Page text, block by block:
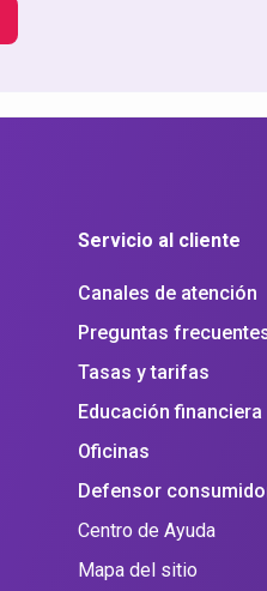
Servicio al cliente
Canales de atención
Preguntas
Tasas y tarifas
Educación financiera
Oficinas
Defensor
Centro de Ayuda
Mapa del sitio